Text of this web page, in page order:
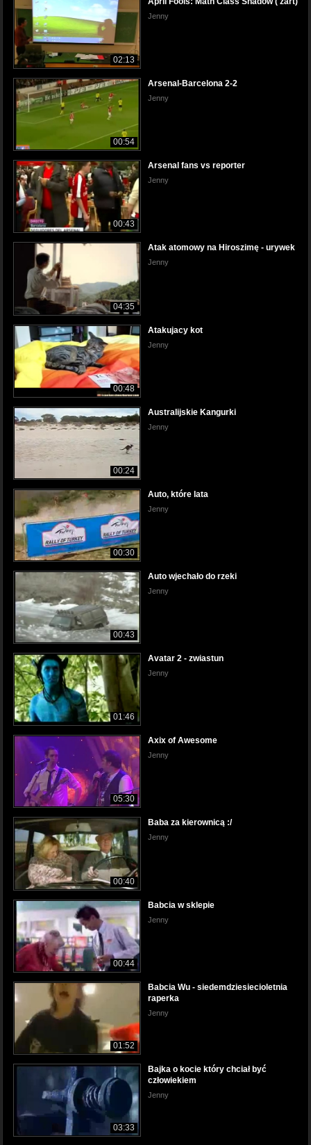
02:13
Jenny
00:54
Arsenal-Barcelona 2-2
Jenny
00:43
Arsenal fans vs reporter
Jenny
04:35
Atak atomowy na Hiroszimę - urywek
Jenny
00:48
Atakujacy kot
Jenny
00:24
Australijskie Kangurki
Jenny
00:30
Auto, które lata
Jenny
00:43
Auto wjechało do rzeki
Jenny
01:46
Avatar 2 - zwiastun
Jenny
05:30
Axix of Awesome
Jenny
00:40
Baba za kierownicą :/
Jenny
00:44
Babcia w sklepie
Jenny
01:52
Babcia Wu - siedemdziesiecioletnia
raperka
Jenny
03:33
Bajka o kocie który chciał być
człowiekiem
Jenny